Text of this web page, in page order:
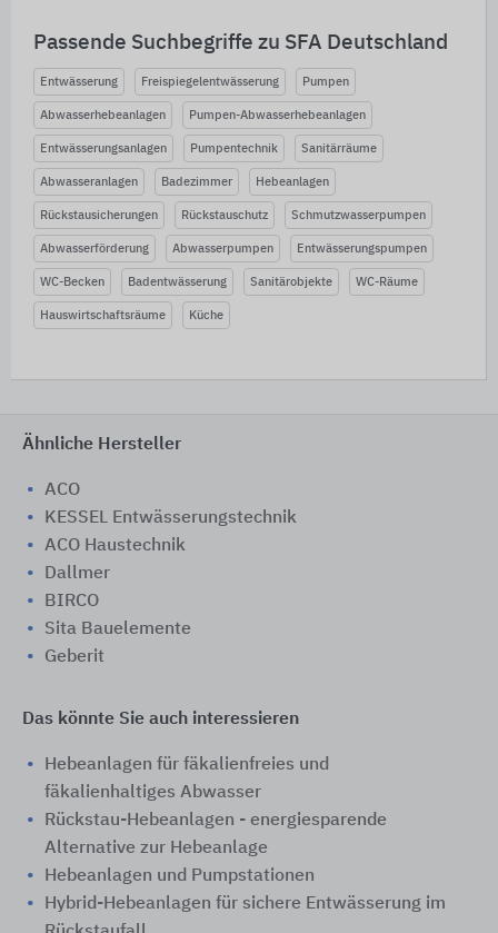
Passende Suchbegriffe zu SFA Deutschland
Entwässerung Freispiegelentwässerung Pumpen
Abwasserhebeanlagen Pumpen-Abwasserhebeanlagen
Entwässerungsanlagen Pumpentechnik Sanitärräume
Abwasseranlagen Badezimmer Hebeanlagen
Rückstausicherungen Rückstauschutz Schmutzwasserpumpen
Abwasserförderung Abwasserpumpen Entwässerungspumpen
WC-Becken Badentwässerung Sanitärobjekte WC-Räume
Hauswirtschaftsräume Küche
Ähnliche Hersteller
ACO
KESSEL Entwässerungstechnik
ACO Haustechnik
Dallmer
BIRCO
Sita Bauelemente
Geberit
Das könnte Sie auch interessieren
Hebeanlagen für fäkalienfreies und
fäkalienhaltiges Abwasser
Rückstau-Hebeanlagen - energiesparende
Alternative zur Hebeanlage
Hebeanlagen und Pumpstationen
Hybrid-Hebeanlagen für sichere Entwässerung im